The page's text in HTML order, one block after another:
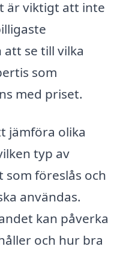
är viktigt att inte
se till vilka
som
med priset.
jämföra olika
typ av
föreslås och
användas.
kan påverka
och hur bra